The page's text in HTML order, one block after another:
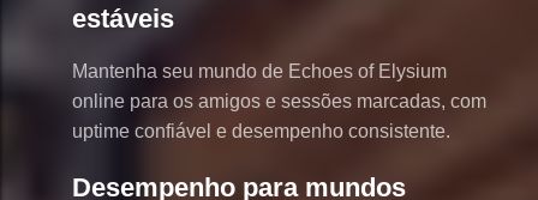
estáveis
Mantenha seu mundo de Echoes of Elysium
online para os amigos e sessões marcadas, com
uptime confiável e desempenho consistente.
Desempenho para mundos